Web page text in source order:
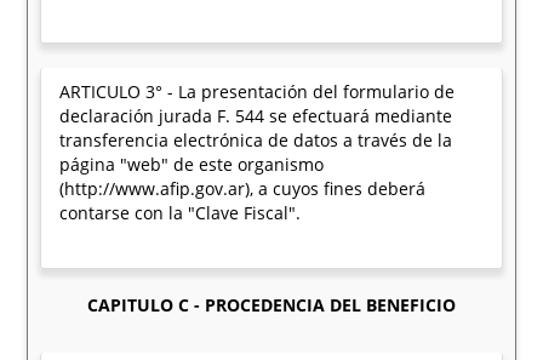
ARTICULO 3° - La presentación del formulario de
declaración jurada F. 544 se efectuará mediante
transferencia electrónica de datos a través de la
página "web" de este organismo
(http://www.afip.gov.ar), a cuyos fines deberá
contarse con la "Clave Fiscal".
CAPITULO C - PROCEDENCIA DEL BENEFICIO